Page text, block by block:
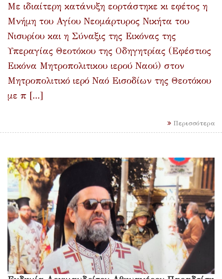
Με ιδιαίτερη κατάνυξη εορτάστηκε κι εφέτος η
Μνήμη του Αγίου Νεομάρτυρος Νικήτα του
Νισυρίου και η Σύναξις της Εικόνας της
Υπεραγίας Θεοτόκου της Οδηγητρίας (Εφέστιος
Εικόνα Μητροπολιτικου ιερού Ναού) στον
Μητροπολιτικό ιερό Ναό Εισοδίων της Θεοτόκου
με π [...]
Περισσότερα